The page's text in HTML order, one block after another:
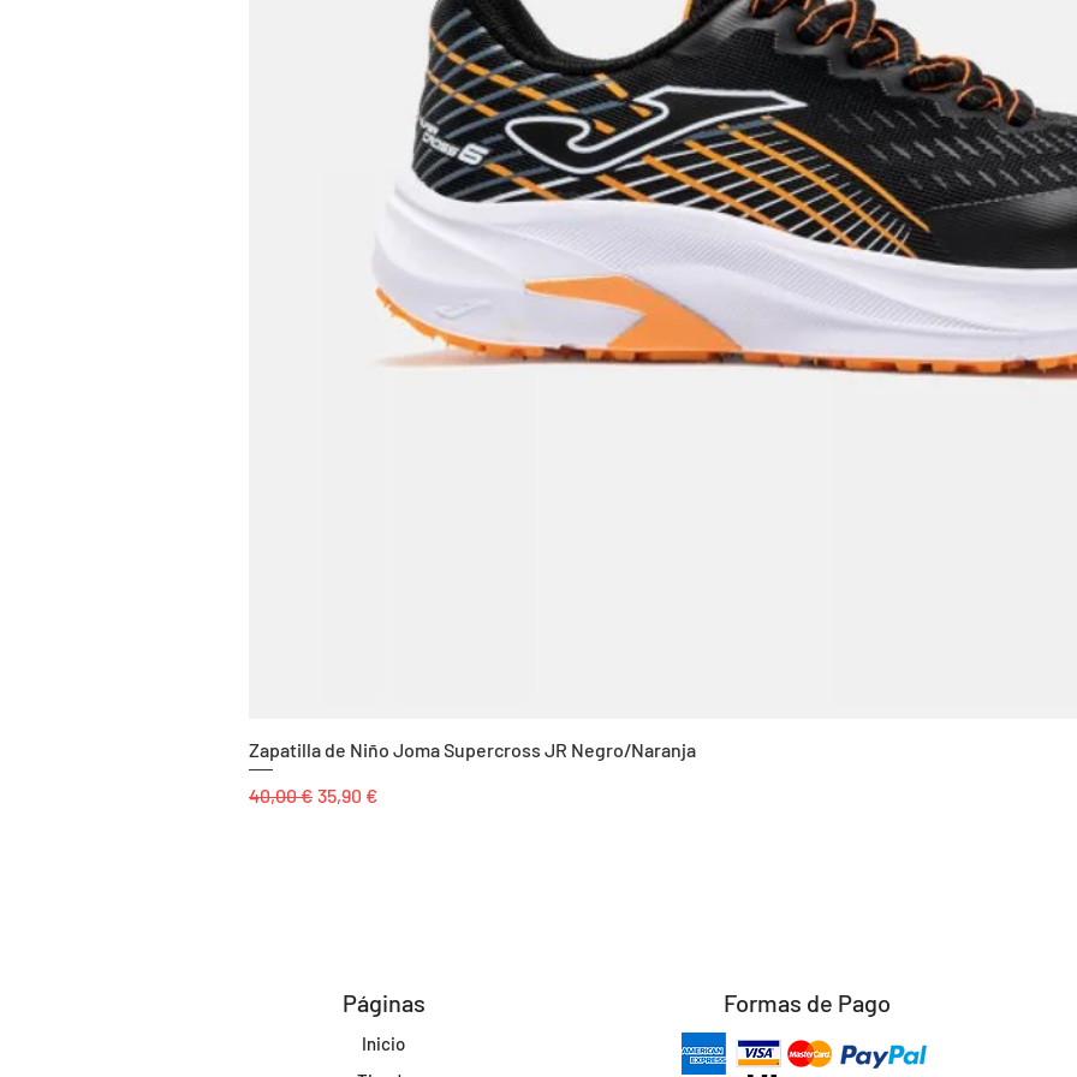
Zapatilla de Niño Joma Supercross JR Negro/Naranja
Precio
40,00 € Precio de oferta
35,90 €
Páginas
Inicio
Formas de Pago